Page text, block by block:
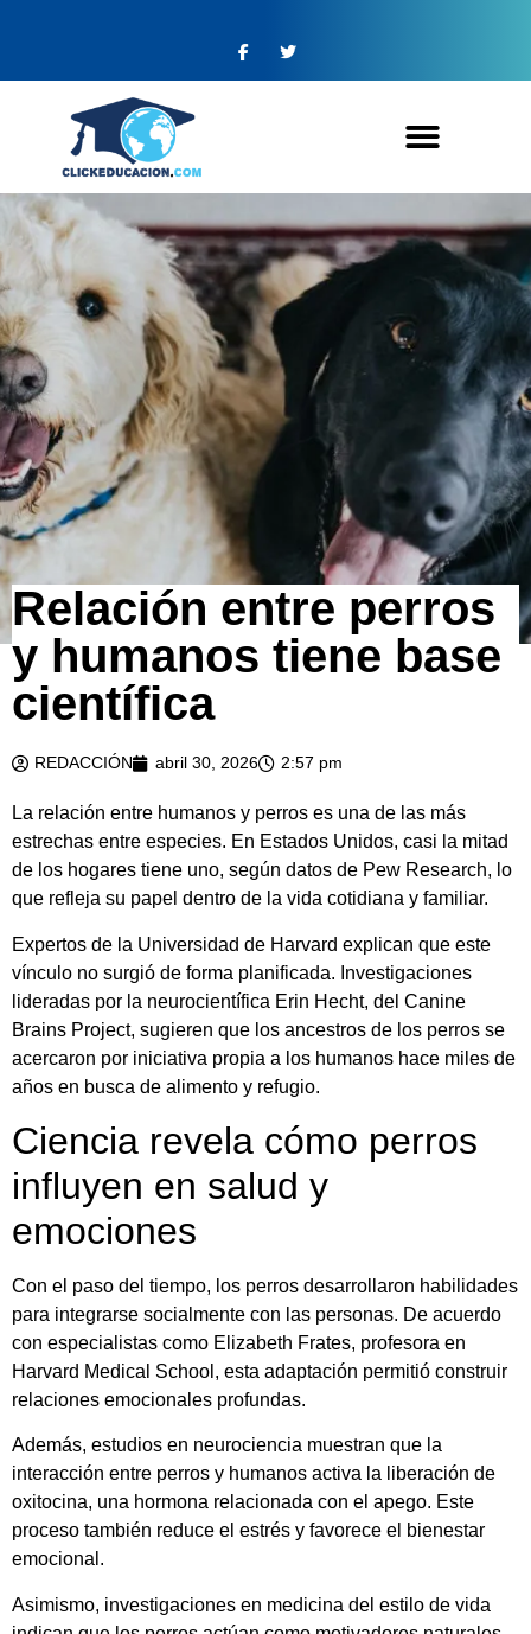
Relación entre perros
y humanos tiene base
científica
REDACCIÓN abril 30, 2026 2:57 pm
La relación entre humanos y perros es una de las más
estrechas entre especies. En Estados Unidos, casi la mitad
de los hogares tiene uno, según datos de Pew Research, lo
que refleja su papel dentro de la vida cotidiana y familiar.
Expertos de la Universidad de Harvard explican que este
vínculo no surgió de forma planificada. Investigaciones
lideradas por la neurocientífica Erin Hecht, del Canine
Brains Project, sugieren que los ancestros de los perros se
acercaron por iniciativa propia a los humanos hace miles de
años en busca de alimento y refugio.
Ciencia revela cómo perros
influyen en salud y
emociones
Con el paso del tiempo, los perros desarrollaron habilidades
para integrarse socialmente con las personas. De acuerdo
con especialistas como Elizabeth Frates, profesora en
Harvard Medical School, esta adaptación permitió construir
relaciones emocionales profundas.
Además, estudios en neurociencia muestran que la
interacción entre perros y humanos activa la liberación de
oxitocina, una hormona relacionada con el apego. Este
proceso también reduce el estrés y favorece el bienestar
emocional.
Asimismo, investigaciones en medicina del estilo de vida